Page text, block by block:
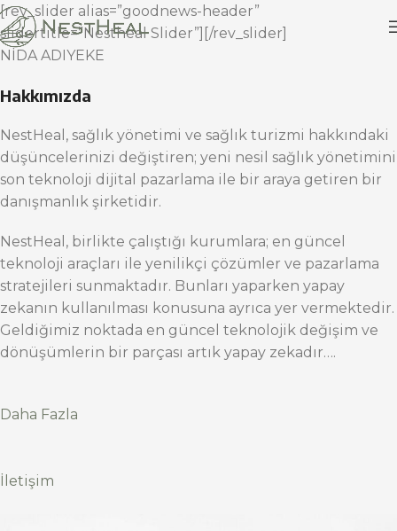
[rev_slider alias=”goodnews-header”
slidertitle=”Nestheal Slider”][/rev_slider]
NİDA ADIYEKE
Hakkımızda
NestHeal, sağlık yönetimi ve sağlık turizmi hakkındaki
düşüncelerinizi değiştiren; yeni nesil sağlık yönetimini
son teknoloji dijital pazarlama ile bir araya getiren bir
danışmanlık şirketidir.
NestHeal, birlikte çalıştığı kurumlara; en güncel
teknoloji araçları ile yenilikçi çözümler ve pazarlama
stratejileri sunmaktadır. Bunları yaparken yapay
zekanın kullanılması konusuna ayrıca yer vermektedir.
Geldiğimiz noktada en güncel teknolojik değişim ve
dönüşümlerin bir parçası artık yapay zekadır….
Daha Fazla
İletişim